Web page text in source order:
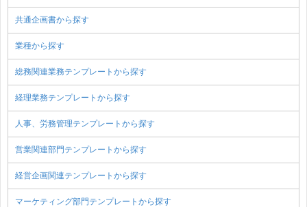
共通企画書から探す
業種から探す
総務関連業務テンプレートから探す
経理業務テンプレートから探す
人事、労務管理テンプレートから探す
営業関連部門テンプレートから探す
経営企画関連テンプレートから探す
マーケティング部門テンプレートから探す